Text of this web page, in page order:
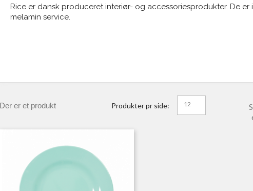
Rice er dansk produceret interiør- og accessoriesprodukter. De
melamin service.
Der er et produkt Produkter pr side: 12